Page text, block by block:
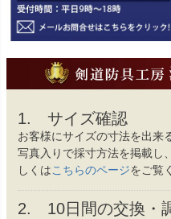
1. サイズ確認
お客様にサイズの寸法を出来
写真入りで採寸方法を掲載し
しくはこちらのページをご覧
2. 10日間の交換・